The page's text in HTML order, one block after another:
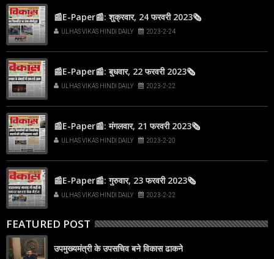
📰E-Paper📰: शुक्रवार, 24 फरवरी 2023🗞
ULHAS VIKAS HINDI DAILY 2023-2-24
📰E-Paper📰: बुधवार, 22 फरवरी 2023🗞
ULHAS VIKAS HINDI DAILY 2023-2-22
📰E-Paper📰: मंगलवार, 21 फरवरी 2023🗞
ULHAS VIKAS HINDI DAILY 2023-2-20
📰E-Paper📰: गुरुवार, 23 फरवरी 2023🗞
ULHAS VIKAS HINDI DAILY 2023-2-22
FEATURED POST
उपमुख्यमंत्री के उपसचिव बने विकास ढाकने